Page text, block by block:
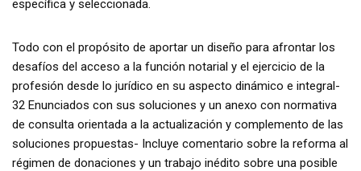
específica y seleccionada.
Todo con el propósito de aportar un diseño para afrontar los
desafíos del acceso a la función notarial y el ejercicio de la
profesión desde lo jurídico en su aspecto dinámico e integral-
32 Enunciados con sus soluciones y un anexo con normativa
de consulta orientada a la actualización y complemento de las
soluciones propuestas- Incluye comentario sobre la reforma al
régimen de donaciones y un trabajo inédito sobre una posible